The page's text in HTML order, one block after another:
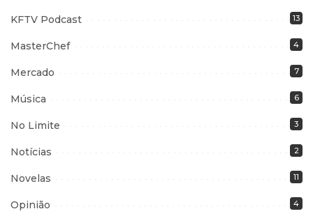
KFTV Podcast 13
MasterChef 4
Mercado 7
Música 6
No Limite 3
Notícias 2
Novelas 11
Opinião 4